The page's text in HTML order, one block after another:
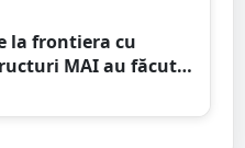
la frontiera cu
MAI au făcut